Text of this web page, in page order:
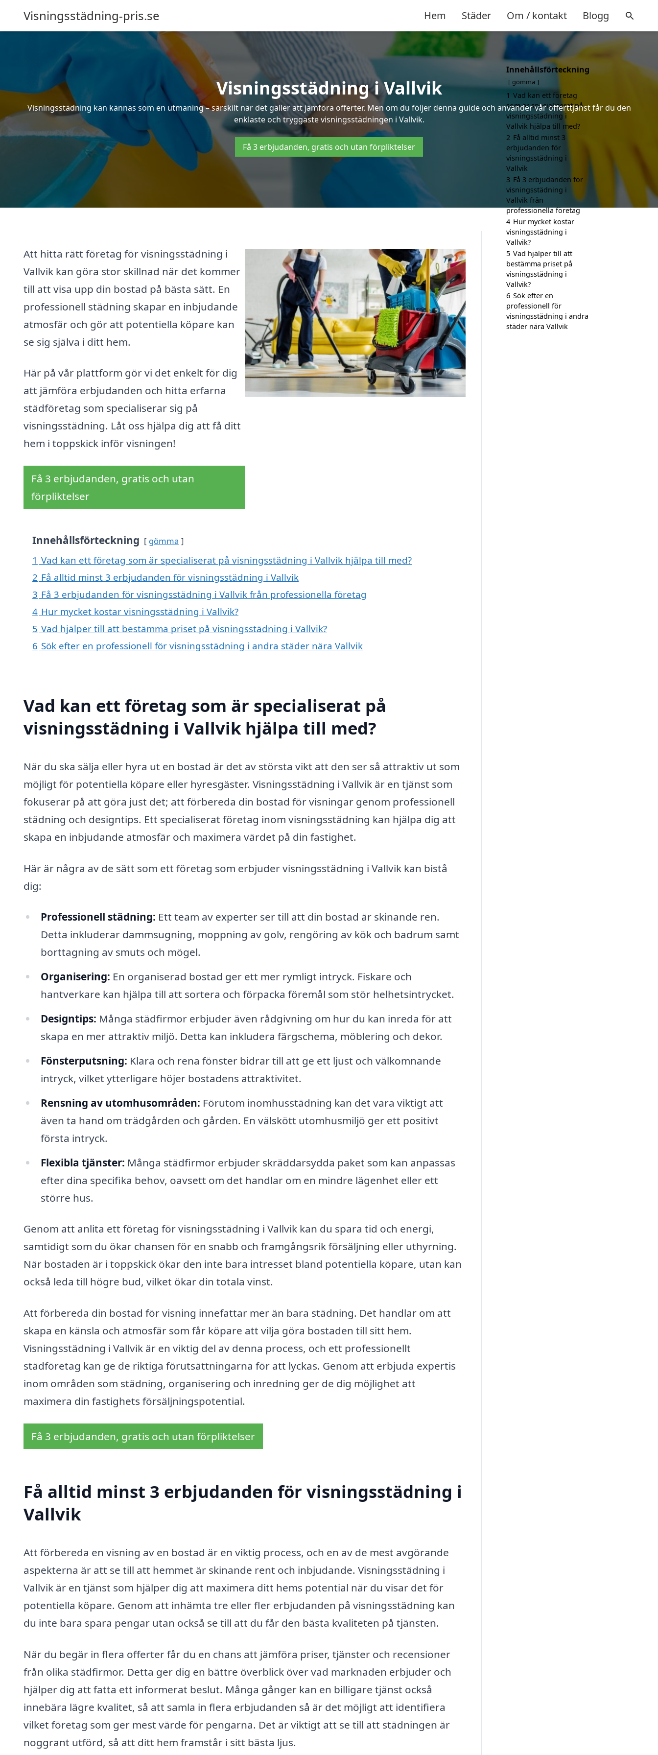
Visningsstädning-pris.se Hem Städer Om / kontakt Blogg
Visningsstädning i Vallvik
Visningsstädning kan kännas som en utmaning – särskilt när det gäller att jämföra offerter. Men om du följer denna guide och använder vår offerttjänst får du den
enklaste och tryggaste visningsstädningen i Vallvik.
Få 3 erbjudanden, gratis och utan förpliktelser
Att hitta rätt företag för visningsstädning i
Vallvik kan göra stor skillnad när det kommer
till att visa upp din bostad på bästa sätt. En
professionell städning skapar en inbjudande
atmosfär och gör att potentiella köpare kan
se sig själva i ditt hem.
Här på vår plattform gör vi det enkelt för dig
att jämföra erbjudanden och hitta erfarna
städföretag som specialiserar sig på
visningsstädning. Låt oss hjälpa dig att få ditt
hem i toppskick inför visningen!
Få 3 erbjudanden, gratis och utan
förpliktelser
Innehållsförteckning gömma
1 Vad kan ett företag som är specialiserat på visningsstädning i Vallvik hjälpa till med?
2 Få alltid minst 3 erbjudanden för visningsstädning i Vallvik
3 Få 3 erbjudanden för visningsstädning i Vallvik från professionella företag
4 Hur mycket kostar visningsstädning i Vallvik?
5 Vad hjälper till att bestämma priset på visningsstädning i Vallvik?
6 Sök efter en professionell för visningsstädning i andra städer nära Vallvik
Vad kan ett företag som är specialiserat på
visningsstädning i Vallvik hjälpa till med?
När du ska sälja eller hyra ut en bostad är det av största vikt att den ser så attraktiv ut som
möjligt för potentiella köpare eller hyresgäster. Visningsstädning i Vallvik är en tjänst som
fokuserar på att göra just det; att förbereda din bostad för visningar genom professionell
städning och designtips. Ett specialiserat företag inom visningsstädning kan hjälpa dig att
skapa en inbjudande atmosfär och maximera värdet på din fastighet.
Här är några av de sätt som ett företag som erbjuder visningsstädning i Vallvik kan bistå
dig:
Professionell städning: Ett team av experter ser till att din bostad är skinande ren.
Detta inkluderar dammsugning, moppning av golv, rengöring av kök och badrum samt
borttagning av smuts och mögel.
Organisering: En organiserad bostad ger ett mer rymligt intryck. Fiskare och
hantverkare kan hjälpa till att sortera och förpacka föremål som stör helhetsintrycket.
Designtips: Många städfirmor erbjuder även rådgivning om hur du kan inreda för att
skapa en mer attraktiv miljö. Detta kan inkludera färgschema, möblering och dekor.
Fönsterputsning: Klara och rena fönster bidrar till att ge ett ljust och välkomnande
intryck, vilket ytterligare höjer bostadens attraktivitet.
Rensning av utomhusområden: Förutom inomhusstädning kan det vara viktigt att
även ta hand om trädgården och gården. En välskött utomhusmiljö ger ett positivt
första intryck.
Flexibla tjänster: Många städfirmor erbjuder skräddarsydda paket som kan anpassas
efter dina specifika behov, oavsett om det handlar om en mindre lägenhet eller ett
större hus.
Genom att anlita ett företag för visningsstädning i Vallvik kan du spara tid och energi,
samtidigt som du ökar chansen för en snabb och framgångsrik försäljning eller uthyrning.
När bostaden är i toppskick ökar den inte bara intresset bland potentiella köpare, utan kan
också leda till högre bud, vilket ökar din totala vinst.
Att förbereda din bostad för visning innefattar mer än bara städning. Det handlar om att
skapa en känsla och atmosfär som får köpare att vilja göra bostaden till sitt hem.
Visningsstädning i Vallvik är en viktig del av denna process, och ett professionellt
städföretag kan ge de riktiga förutsättningarna för att lyckas. Genom att erbjuda expertis
inom områden som städning, organisering och inredning ger de dig möjlighet att
maximera din fastighets försäljningspotential.
Få 3 erbjudanden, gratis och utan förpliktelser
Få alltid minst 3 erbjudanden för visningsstädning i
Vallvik
Att förbereda en visning av en bostad är en viktig process, och en av de mest avgörande
aspekterna är att se till att hemmet är skinande rent och inbjudande. Visningsstädning i
Vallvik är en tjänst som hjälper dig att maximera ditt hems potential när du visar det för
potentiella köpare. Genom att inhämta tre eller fler erbjudanden på visningsstädning kan
du inte bara spara pengar utan också se till att du får den bästa kvaliteten på tjänsten.
När du begär in flera offerter får du en chans att jämföra priser, tjänster och recensioner
från olika städfirmor. Detta ger dig en bättre överblick över vad marknaden erbjuder och
hjälper dig att fatta ett informerat beslut. Många gånger kan en billigare tjänst också
innebära lägre kvalitet, så att samla in flera erbjudanden så är det möjligt att identifiera
vilket företag som ger mest värde för pengarna. Det är viktigt att se till att städningen är
noggrant utförd, så att ditt hem framstår i sitt bästa ljus.
Innehållsförteckning
gömma
1 Vad kan ett företag
som är specialiserat på
visningsstädning i
Vallvik hjälpa till med?
2 Få alltid minst 3
erbjudanden för
visningsstädning i
Vallvik
3 Få 3 erbjudanden för
visningsstädning i
Vallvik från
professionella företag
4 Hur mycket kostar
visningsstädning i
Vallvik?
5 Vad hjälper till att
bestämma priset på
visningsstädning i
Vallvik?
6 Sök efter en
professionell för
visningsstädning i andra
städer nära Vallvik